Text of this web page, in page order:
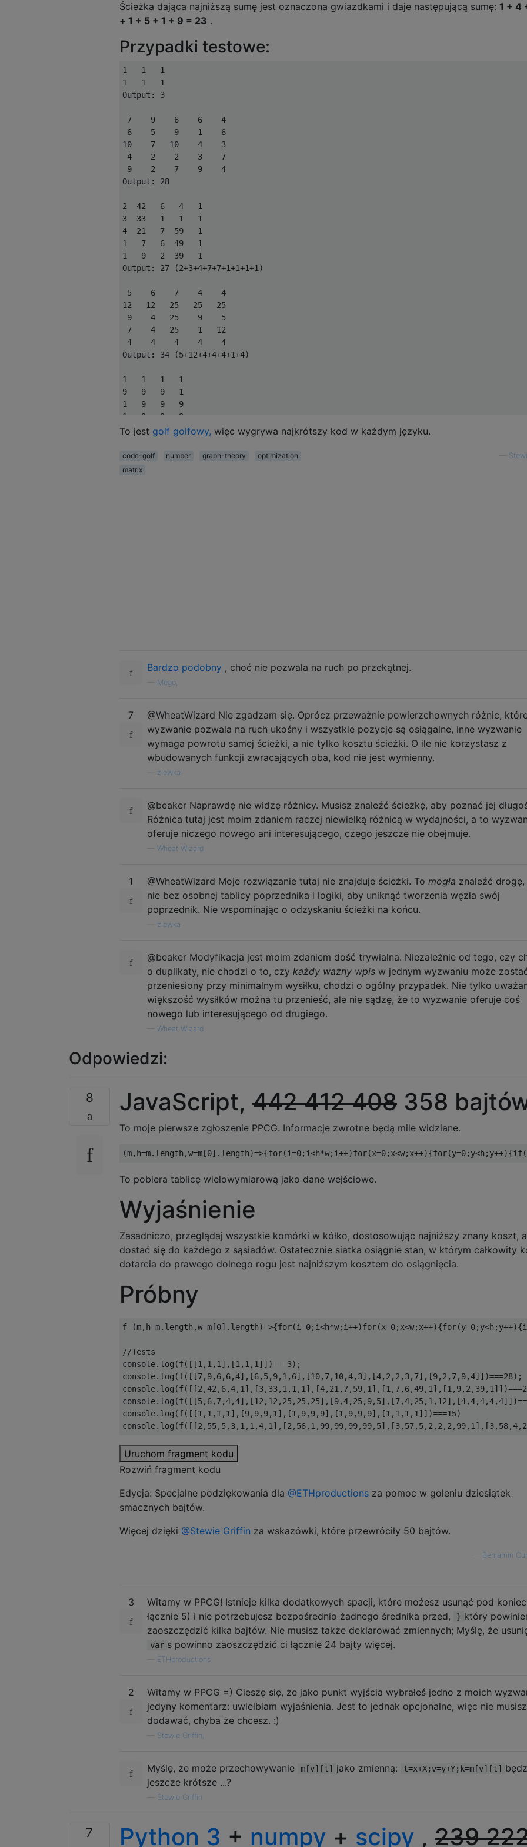
Ścieżka dająca najniższą sumę jest oznaczona gwiazdkami i daje następującą sumę: 1 + 4
+ 1 + 5 + 1 + 9 = 23 .
Przypadki testowe:
1   1   1
1   1   1
Output: 3
7    9    6    6    4
6    5    9    1    6
10    7   10    4    3
4    2    2    3    7
9    2    7    9    4
Output: 28
2  42   6   4   1
3  33   1   1   1
4  21   7  59   1
1   7   6  49   1
1   9   2  39   1
Output: 27 (2+3+4+7+7+1+1+1+1)
5    6    7    4    4
12   12   25   25   25
9    4   25    9    5
7    4   25    1   12
4    4    4    4    4
Output: 34 (5+12+4+4+4+1+4)
1   1   1   1
9   9   9   1
1   9   9   9
1   9   9   9
1   1   1   1
2   55    5    3    1    1    4    1
To jest golf golfowy, więc wygrywa najkrótszy kod w każdym języku.
code-golf number graph-theory
optimization
matrix
Bardzo podobny , choć nie pozwala na ruch po przekątnej.
Mego,
7
@WheatWizard Nie zgadzam się. Oprócz przeważnie powierzchownych różnic,
wyzwanie pozwala na ruch ukośny i wszystkie pozycje są osiągalne, inne wyzwanie
wymaga powrotu samej ścieżki, a nie tylko kosztu ścieżki. O ile nie korzystasz z
wbudowanych funkcji zwracających oba, kod nie jest wymienny.
zlewka
@beaker Naprawdę nie widzę różnicy. Musisz znaleźć ścieżkę, aby poznać jej
Różnica tutaj jest moim zdaniem raczej niewielką różnicą w wydajności, a to
oferuje niczego nowego ani interesującego, czego jeszcze nie obejmuje.
Wheat Wizard
1 @WheatWizard Moje rozwiązanie tutaj nie znajduje ścieżki. To mogła znaleźć drogę,
nie bez osobnej tablicy poprzednika i logiki, aby uniknąć tworzenia węzła swój
poprzednik. Nie wspominając o odzyskaniu ścieżki na końcu.
zlewka
@beaker Modyfikacja jest moim zdaniem dość trywialna. Niezależnie od tego, czy
o duplikaty, nie chodzi o to, czy każdy ważny wpis w jednym wyzwaniu może
przeniesiony przy minimalnym wysiłku, chodzi o ogólny przypadek. Nie tylko
większość wysiłków można tu przenieść, ale nie sądzę, że to wyzwanie oferuje coś
nowego lub interesującego od drugiego.
Wheat Wizard
Odpowiedzi:
8 JavaScript, 442 412 408 358
To moje pierwsze zgłoszenie PPCG. Informacje zwrotne będą mile widziane.
To pobiera tablicę wielowymiarową jako dane wejściowe.
Wyjaśnienie
Zasadniczo, przeglądaj wszystkie komórki w kółko, dostosowując najniższy znany koszt,
dostać się do każdego z sąsiadów. Ostatecznie siatka osiągnie stan, w którym całkowity
dotarcia do prawego dolnego rogu jest najniższym kosztem do osiągnięcia.
Próbny
f=(m, h=m. length ,w=m[0]. length)=>{for(i=0; i<h*w; i++)for(x=0; x<w; x++){for(y=0; y<h ; y++){
//Tests
console. log (f([[1 , 1 , 1 ],[1 , 1 , 1 ]])===3);
console. log (f([[7, 9, 6, 6,4],[6, 5, 9, 1 , 6],[10, 7, 10,4, 3],[4, 2 , 2 , 3, 7],[9, 2 , 7, 9,4]])===28);
console. log (f([[2 ,42 , 6,4, 1 ],[3, 33, 1 , 1 , 1 ],[4, 21 , 7, 59, 1 ],[1 , 7, 6,49, 1 ],[1 , 9, 2 , 39, 1 ]])===
console. log (f([[5, 6, 7,4,4],[12 , 12 , 25, 25, 25],[9,4, 25, 9, 5],[7,4, 25, 1 , 12],[4,4,4,4,4
console. log (f([[1 , 1 , 1 , 1 ],[9, 9, 9, 1 ],[1 , 9, 9, 9],[1 , 9, 9, 9],[1 , 1 , 1 , 1 ]])===15)
console. log (f([[2 , 55, 5, 3, 1 , 1 ,4, 1 ],[2 , 56, 1 , 99, 99, 99, 99, 5],[3, 57, 5, 2 , 2 , 2 , 99, 1 ],[3, 58,4, 2
Uruchom fragment kodu
Rozwiń fragment kodu
Edycja: Specjalne podziękowania dla @ETHproductions za pomoc w goleniu dziesiątek
smacznych bajtów.
Więcej dzięki @Stewie Griffin za wskazówki, które przewróciły 50 bajtów.
Benjamin
3
Witamy w PPCG! Istnieje kilka dodatkowych spacji, które możesz usunąć pod
łącznie 5) i nie potrzebujesz bezpośrednio żadnego średnika przed,
} który
zaoszczędzić kilka bajtów. Nie musisz także deklarować zmiennych; Myślę, że
var s powinno zaoszczędzić ci łącznie 24 bajty więcej.
ETHproductions
2
Witamy w PPCG =) Cieszę się, że jako punkt wyjścia wybrałeś jedno z moich
jedyny komentarz: uwielbiam wyjaśnienia. Jest to jednak opcjonalne, więc nie
dodawać, chyba że chcesz. :)
Stewie Griffin,
Myślę, że może przechowywanie m[v][t] jako zmienną: t=x+X;v=y+Y;k=m[v][t]
jeszcze krótsze ...?
Stewie Griffin
7 Python 3 + numpy + scipy , 239